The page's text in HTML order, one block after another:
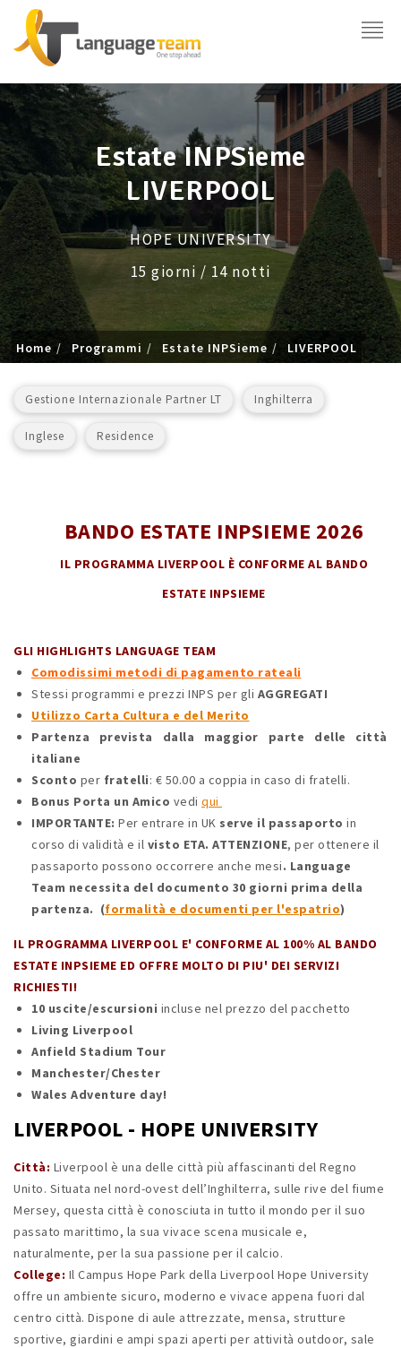
Estate INPSieme
LIVERPOOL
HOPE UNIVERSITY
15 giorni / 14 notti
Home Programmi Estate INPSieme LIVERPOOL
Gestione Internazionale Partner LT Inghilterra
Inglese Residence
BANDO ESTATE INPSIEME 2026
IL PROGRAMMA LIVERPOOL È CONFORME AL BANDO
ESTATE INPSIEME
GLI HIGHLIGHTS LANGUAGE TEAM
Comodissimi metodi di pagamento rateali
Stessi programmi e prezzi INPS per gli AGGREGATI
Utilizzo Carta Cultura e del Merito
Partenza prevista dalla maggior parte delle città
italiane
Sconto per fratelli: € 50.00 a coppia in caso di fratelli.
Bonus Porta un Amico vedi qui
IMPORTANTE: Per entrare in UK serve il passaporto in
corso di validità e il visto ETA. ATTENZIONE, per ottenere il
passaporto possono occorrere anche mesi. Language
Team necessita del documento 30 giorni prima della
partenza. (formalità e documenti per l'espatrio)
IL PROGRAMMA LIVERPOOL E' CONFORME AL 100% AL BANDO
ESTATE INPSIEME ED OFFRE MOLTO DI PIU' DEI SERVIZI
RICHIESTI!
10 uscite/escursioni incluse nel prezzo del pacchetto
Living Liverpool
Anfield Stadium Tour
Manchester/Chester
Wales Adventure day!
LIVERPOOL - HOPE UNIVERSITY
Città: Liverpool è una delle città più affascinanti del Regno
Unito. Situata nel nord-ovest dell’Inghilterra, sulle rive del fiume
Mersey, questa città è conosciuta in tutto il mondo per il suo
passato marittimo, la sua vivace scena musicale e,
naturalmente, per la sua passione per il calcio.
College: Il Campus Hope Park della Liverpool Hope University
offre un ambiente sicuro, moderno e vivace appena fuori dal
centro città. Dispone di aule attrezzate, mensa, strutture
sportive, giardini e ampi spazi aperti per attività outdoor, sale